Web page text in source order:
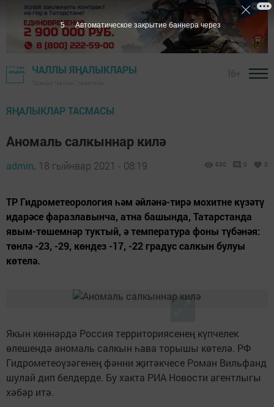
ЧАЛЛЫ ЯҢАЛЫКЛАРЫ
ЯҢАЛЫКЛАР ТАСМАСЫ
Аномаль салкыннар килә
admin, 18 гыйнвар 2021 - 08:19 930 0 0
ТР Гидрометеорология һәм әйләнә-тирә мохитне күзәтү
идарәсе фаразлавынча, атна башында, Татарстанда
явым-төшемнәр туктый, ә температура фоны түбәнәя:
төнлә -23, -29, көндез -17, -22 градус салкын булуы
көтелә.
Якын көннәрдә Россия территориясенең күпчелек
өлешендә аномаль салкын һава торышы көтелә. РФ
Гидрометеоүзәгенең фәнни җитәкчесе Роман Вильфанд
шулай дип белдерде. Бу хакта РИА Новости агентлыгы
хәбәр итә.
4 Автоматическое закрытие баннера через